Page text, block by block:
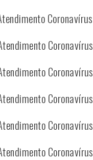
Coronavírus
Coronavírus
Coronavírus
Coronavírus
Coronavírus
Coronavírus